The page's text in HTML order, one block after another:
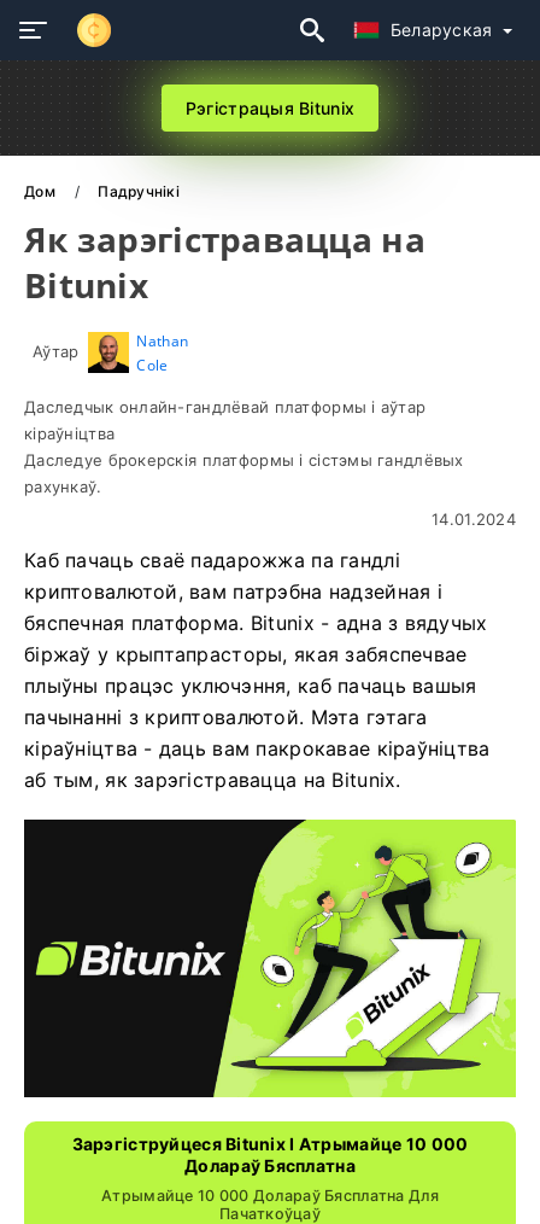
Беларуская
Рэгістрацыя Bitunix
Дом Падручнікі
Як зарэгістравацца на
Bitunix
Аўтар
Nathan
Cole
Даследчык онлайн-гандлёвай платформы і аўтар
кіраўніцтва
Даследуе брокерскія платформы і сістэмы гандлёвых
рахункаў.
14.01.2024
Каб пачаць сваё падарожжа па гандлі
криптовалютой, вам патрэбна надзейная і
бяспечная платформа. Bitunix - адна з вядучых
біржаў у крыптапрасторы, якая забяспечвае
плыўны працэс уключэння, каб пачаць вашыя
пачынанні з криптовалютой. Мэта гэтага
кіраўніцтва - даць вам пакрокавае кіраўніцтва
аб тым, як зарэгістравацца на Bitunix.
Зарэгіструйцеся Bitunix І Атрымайце 10 000
Долараў Бясплатна
Атрымайце 10 000 Долараў Бясплатна Для
Пачаткоўцаў